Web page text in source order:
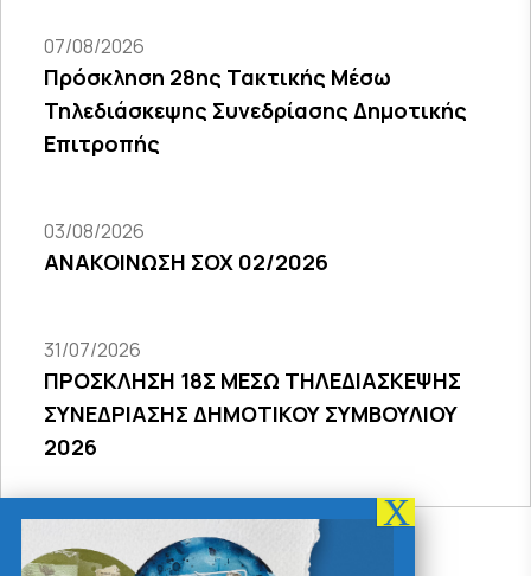
07/08/2026
Πρόσκληση 28ης Τακτικής Μέσω
Τηλεδιάσκεψης Συνεδρίασης Δημοτικής
Επιτροπής
03/08/2026
ΑΝΑΚΟΙΝΩΣΗ ΣΟΧ 02/2026
31/07/2026
ΠΡΟΣΚΛΗΣΗ 18Σ ΜΕΣΩ ΤΗΛΕΔΙΑΣΚΕΨΗΣ
ΣΥΝΕΔΡΙΑΣΗΣ ΔΗΜΟΤΙΚΟΥ ΣΥΜΒΟΥΛΙΟΥ
2026